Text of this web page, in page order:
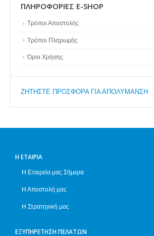
ΠΛΗΡΟΦΟΡΊΕΣ E-SHOP
Τρόποι Αποστολής
Τρόποι Πληρωμής
Όροι Χρήσης
ZΗΤΗΣΤΕ ΠΡΟΣΦΟΡΑ ΓΙΑ ΑΠΟΛΥΜΑΝΣΗ
Η ΕΤΑΙΡΊΑ
Η Εταιρεία μας Σήμερα
Η Αποστολή μας
Η Στρατηγική μας
ΕΞΥΠΗΡΈΤΗΣΗ ΠΕΛΑΤΏΝ